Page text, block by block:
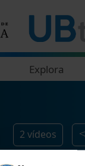
Explora
2 vídeos